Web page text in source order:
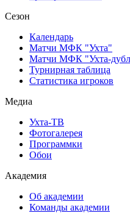
Сезон
Календарь
Матчи МФК "Ухта"
Матчи МФК "Ухта-
Турнирная таблица
Статистика игроков
Медиа
Ухта-ТВ
Фотогалерея
Программки
Обои
Академия
Об академии
Команды академии